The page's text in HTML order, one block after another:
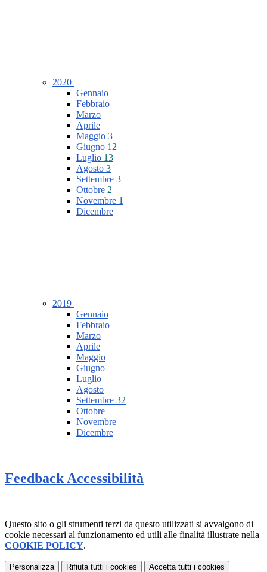
2020
Gennaio
Febbraio
Marzo
Aprile
Maggio 3
Giugno 12
Luglio 13
Agosto 3
Settembre 3
Ottobre 2
Novembre 1
Dicembre
2019
Gennaio
Febbraio
Marzo
Aprile
Maggio
Giugno
Luglio
Agosto
Settembre 32
Ottobre
Novembre
Dicembre
Feedback Accessibilità
Questo sito o gli strumenti terzi da questo utilizzati si avvalgono di
cookie necessari al funzionamento ed utili alle finalità illustrate nella
COOKIE POLICY.
Personalizza Rifiuta tutti i cookies Accetta tutti i cookies